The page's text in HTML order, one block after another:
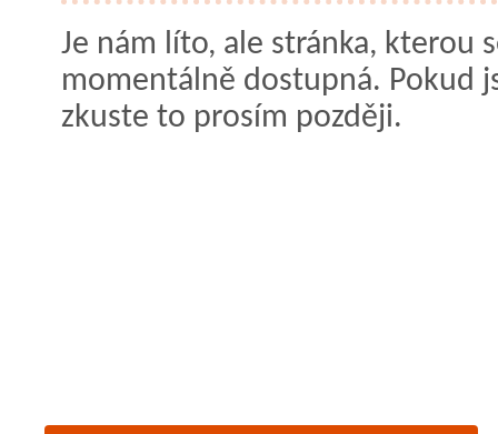
Je nám líto, ale stránka, kterou
momentálně dostupná. Pokud
zkuste to prosím později.